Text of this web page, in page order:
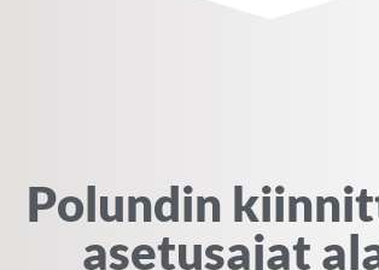
Polundin
asetusajat